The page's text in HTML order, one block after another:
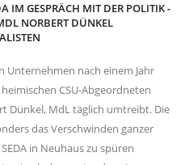
IM GESPRÄCH MIT DER POLITIK -
NORBERT DÜNKEL
Unternehmen nach einem Jahr
CSU-Abgeordneten
Dünkel, MdL täglich umtreibt. Die
das Verschwinden ganzer
in Neuhaus zu spüren